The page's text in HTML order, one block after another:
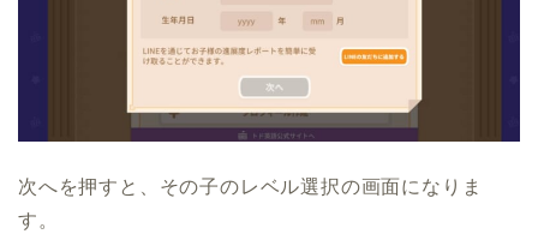
次へを押すと、その子のレベル選択の画面になりま
す。